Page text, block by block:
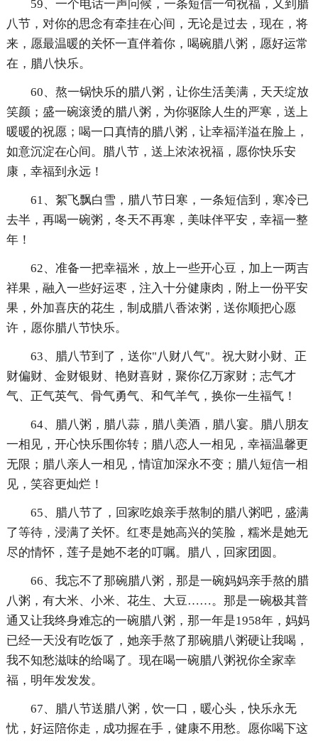
59、一个电话一声问候，一条短信一句祝福，又到腊
八节，对你的思念有牵挂在心间，无论是过去，现在，将
来，愿最温暖的关怀一直伴着你，喝碗腊八粥，愿好运常
在，腊八快乐。
60、熬一锅快乐的腊八粥，让你生活美满，天天绽放
笑颜；盛一碗滚烫的腊八粥，为你驱除人生的严寒，送上
暖暖的祝愿；喝一口真情的腊八粥，让幸福洋溢在脸上，
如意沉淀在心间。腊八节，送上浓浓祝福，愿你快乐安
康，幸福到永远！
61、絮飞飘白雪，腊八节日寒，一条短信到，寒冷已
去半，再喝一碗粥，冬天不再寒，美味伴平安，幸福一整
年！
62、准备一把幸福米，放上一些开心豆，加上一两吉
祥果，融入一些好运枣，注入十分健康肉，附上一份平安
果，外加喜庆的花生，制成腊八香浓粥，送你顺把心愿
许，愿你腊八节快乐。
63、腊八节到了，送你"八财八气"。祝大财小财、正
财偏财、金财银财、艳财喜财，聚你亿万家财；志气才
气、正气英气、骨气勇气、和气羊气，换你一生福气！
64、腊八粥，腊八蒜，腊八美酒，腊八宴。腊八朋友
一相见，开心快乐围你转；腊八恋人一相见，幸福温馨更
无限；腊八亲人一相见，情谊加深永不变；腊八短信一相
见，笑容更灿烂！
65、腊八节了，回家吃娘亲手熬制的腊八粥吧，盛满
了等待，浸满了关怀。红枣是她高兴的笑脸，糯米是她无
尽的情怀，莲子是她不老的叮嘱。腊八，回家团圆。
66、我忘不了那碗腊八粥，那是一碗妈妈亲手熬的腊
八粥，有大米、小米、花生、大豆……。那是一碗极其普
通又让我终身难忘的一碗腊八粥，那一年是1958年，妈妈
已经一天没有吃饭了，她亲手熬了那碗腊八粥硬让我喝，
我不知愁滋味的给喝了。现在喝一碗腊八粥祝你全家幸
福，明年发发发。
67、腊八节送腊八粥，饮一口，暖心头，快乐永无
忧，好运陪你走，成功握在手，健康不用愁。愿你喝下这